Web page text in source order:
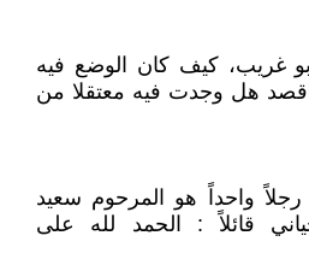
غريب، كيف كان الوضع فيه
14 تموز، اقصد هل وجدت فيه معتقلا من
رجلاً واحداً هو المرحوم سعيد
قائلاً : الحمد لله على